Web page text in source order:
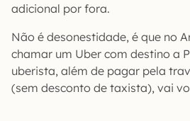
adicional por fora.
Não é desonestidade, é que no
chamar um Uber com destino a
uberista, além de pagar pela
(sem desconto de taxista), vai